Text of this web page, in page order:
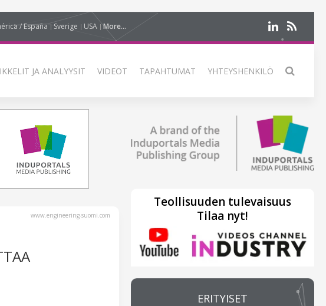
/ España Sverige USA More...
JA ANALYYSIT VIDEOT TAPAHTUMAT YHTEYSHENKILÖ
www.engineering-suomi.com
Teollisuuden tulevaisuus
Tilaa nyt!
ERITYISET